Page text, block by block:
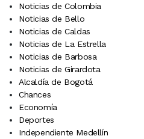
Noticias de Colombia
Noticias de Bello
Noticias de Caldas
Noticias de La Estrella
Noticias de Barbosa
Noticias de Girardota
Alcaldía de Bogotá
Chances
Economía
Deportes
Independiente Medellín